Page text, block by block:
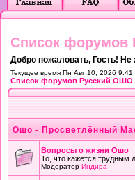
Список форумов
Добро пожаловать, Гость! Не
Текущее время Пн Авг 10, 2026 9:41
Список форумов Русский ОШО
Ошо - Просветлённый
Вопросы о жизни Ошо
То, что кажется трудным
Модератор Индира